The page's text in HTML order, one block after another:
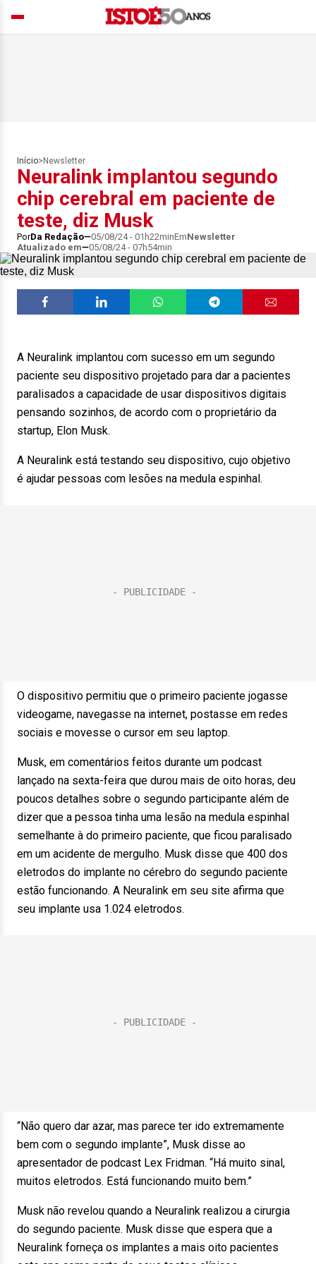
Início> Newsletter
Neuralink implantou segundo
chip cerebral em paciente de
teste, diz Musk
PorDa Redação 05/08/24 - 01h22minEmNewsletter
Atualizado em
05/08/24 - 07h54min
A Neuralink implantou com sucesso em um segundo
paciente seu dispositivo projetado para dar a pacientes
paralisados ​​a capacidade de usar dispositivos digitais
pensando sozinhos, de acordo com o proprietário da
startup, Elon Musk.
A Neuralink está testando seu dispositivo, cujo objetivo
é ajudar pessoas com lesões na medula espinhal.
O dispositivo permitiu que o primeiro paciente jogasse
videogame, navegasse na internet, postasse em redes
sociais e movesse o cursor em seu laptop.
Musk, em comentários feitos durante um podcast
lançado na sexta-feira que durou mais de oito horas, deu
poucos detalhes sobre o segundo participante além de
dizer que a pessoa tinha uma lesão na medula espinhal
semelhante à do primeiro paciente, que ficou paralisado
em um acidente de mergulho. Musk disse que 400 dos
eletrodos do implante no cérebro do segundo paciente
estão funcionando. A Neuralink em seu site afirma que
seu implante usa 1.024 eletrodos.
“Não quero dar azar, mas parece ter ido extremamente
bem com o segundo implante”, Musk disse ao
apresentador de podcast Lex Fridman. “Há muito sinal,
muitos eletrodos. Está funcionando muito bem.”
Musk não revelou quando a Neuralink realizou a cirurgia
do segundo paciente. Musk disse que espera que a
Neuralink forneça os implantes a mais oito pacientes